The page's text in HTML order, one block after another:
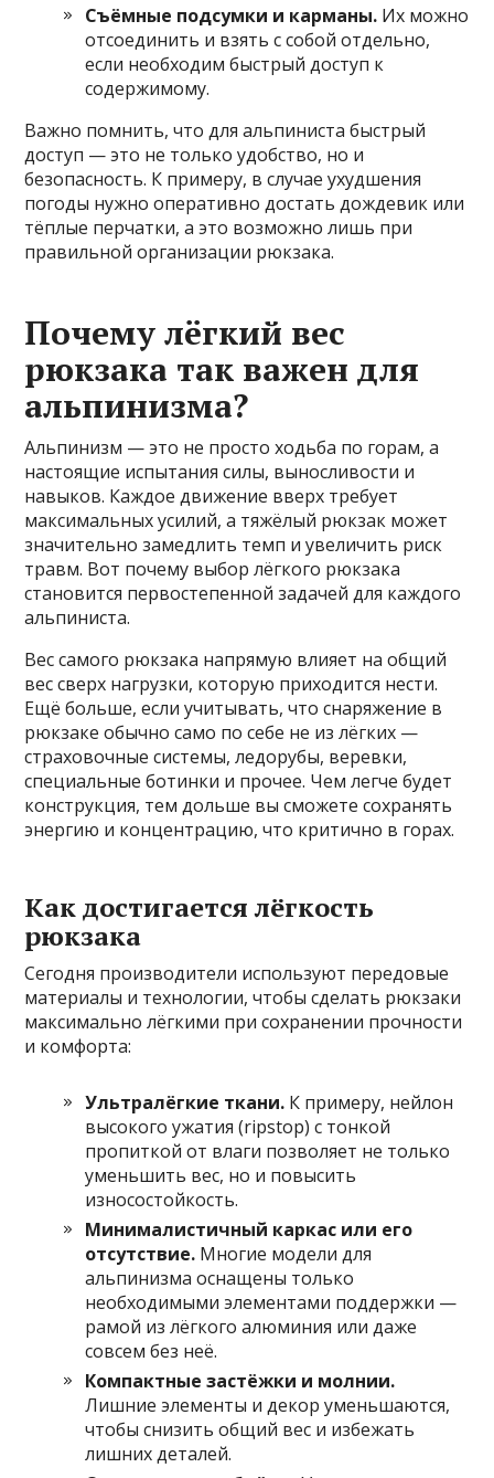
Съёмные подсумки и карманы. Их можно
отсоединить и взять с собой отдельно,
если необходим быстрый доступ к
содержимому.
Важно помнить, что для альпиниста быстрый
доступ — это не только удобство, но и
безопасность. К примеру, в случае ухудшения
погоды нужно оперативно достать дождевик или
тёплые перчатки, а это возможно лишь при
правильной организации рюкзака.
Почему лёгкий вес
рюкзака так важен для
альпинизма?
Альпинизм — это не просто ходьба по горам, а
настоящие испытания силы, выносливости и
навыков. Каждое движение вверх требует
максимальных усилий, а тяжёлый рюкзак может
значительно замедлить темп и увеличить риск
травм. Вот почему выбор лёгкого рюкзака
становится первостепенной задачей для каждого
альпиниста.
Вес самого рюкзака напрямую влияет на общий
вес сверх нагрузки, которую приходится нести.
Ещё больше, если учитывать, что снаряжение в
рюкзаке обычно само по себе не из лёгких —
страховочные системы, ледорубы, веревки,
специальные ботинки и прочее. Чем легче будет
конструкция, тем дольше вы сможете сохранять
энергию и концентрацию, что критично в горах.
Как достигается лёгкость
рюкзака
Сегодня производители используют передовые
материалы и технологии, чтобы сделать рюкзаки
максимально лёгкими при сохранении прочности
и комфорта:
Ультралёгкие ткани. К примеру, нейлон
высокого ужатия (ripstop) с тонкой
пропиткой от влаги позволяет не только
уменьшить вес, но и повысить
износостойкость.
Минималистичный каркас или его
отсутствие. Многие модели для
альпинизма оснащены только
необходимыми элементами поддержки —
рамой из лёгкого алюминия или даже
совсем без неё.
Компактные застёжки и молнии.
Лишние элементы и декор уменьшаются,
чтобы снизить общий вес и избежать
лишних деталей.